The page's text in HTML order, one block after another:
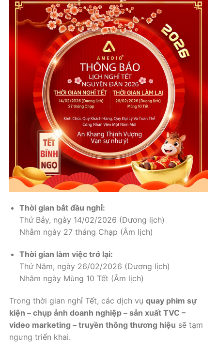
Thời gian bắt đầu nghỉ:
Thứ Bảy, ngày 14/02/2026 (Dương lịch)
Nhằm ngày 27 tháng Chạp (Âm lịch)
Thời gian làm việc trở lại:
Thứ Năm, ngày 26/02/2026 (Dương lịch)
Nhằm ngày Mùng 10 Tết (Âm lịch)
Trong thời gian nghỉ Tết, các dịch vụquay phim sự
kiện – chụp ảnh doanh nghiệp – sản xuất TVC –
video marketing – truyền thông thương hiệu sẽ tạm
ngưng triển khai.